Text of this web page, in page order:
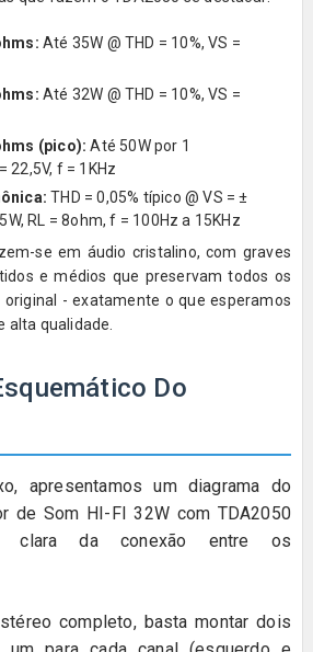
Até 35W @ THD = 10%, VS =
Até 32W @ THD = 10%, VS =
(pico): Até 50W por 1
22,5V, f = 1KHz
THD = 0,05% típico @ VS = ±
RL = 8ohm, f = 100Hz a 15KHz
se em áudio cristalino, com graves
e médios que preservam todos os
- exatamente o que esperamos
alta qualidade.
Do
apresentamos um diagrama do
de Som HI-FI 32W com TDA2050
clara da conexão entre os
completo, basta montar dois